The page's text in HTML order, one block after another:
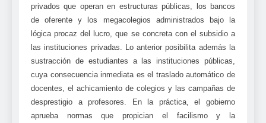
privados que operan en estructuras públicas, los bancos
de oferente y los megacolegios administrados bajo la
lógica procaz del lucro, que se concreta con el subsidio a
las instituciones privadas. Lo anterior posibilita además la
sustracción de estudiantes a las instituciones públicas,
cuya consecuencia inmediata es el traslado automático de
docentes, el achicamiento de colegios y las campañas de
desprestigio a profesores. En la práctica, el gobierno
aprueba normas que propician el facilismo y la